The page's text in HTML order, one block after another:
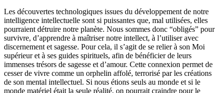
Les découvertes technologiques issues du développement de notre
intelligence intellectuelle sont si puissantes que, mal utilisées, elles
pourraient détruire notre planète. Nous sommes donc “obligés” pour
survivre, d’apprendre à maîtriser notre intellect, à l’utiliser avec
discernement et sagesse. Pour cela, il s’agit de se relier à son Moi
supérieur et à ses guides spirituels, afin de bénéficier de leurs
immenses trésors de sagesse et d’amour. Cette connexion permet de
cesser de vivre comme un orphelin affolé, terrorisé par les créations
de son mental intellectuel. Si nous étions seuls au monde et si le
monde matériel était la seule réalité, on pourrait craindre pour le